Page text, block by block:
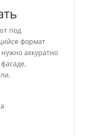
под
формат
аккуратно